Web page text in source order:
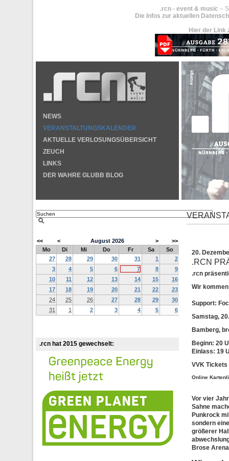
.rcn - event & music –
Die Infos zur aktuellen
Hier der Link
NEWS
VERANSTALTUNGSKALENDER
AKTUELLE VERLOSUNGSÜBERSICHT
ZEUCH
LINKS
DER WAHRE GLUBB BLOG
<< < August 2026 >
>>
Mo
Di Mi Do Fr Sa
So
27
28 29 30 31 1
2
3
4 5 6 7 8
9
10
11 12 13 14 15
16
17
18 19 20 21 22
23
24
25 26 27 28 29
30
31
1 2 3 4 5 6
.rcn hat 2015 gewechselt:
20.
.RCN
.rcn
Wir
Support:
Samstag,
Bamberg,
Beginn: 20
Einlass: 19
VVK Tickets
Online
Vor vier
Sahne
Punkrock
sondern
größerer
Brose